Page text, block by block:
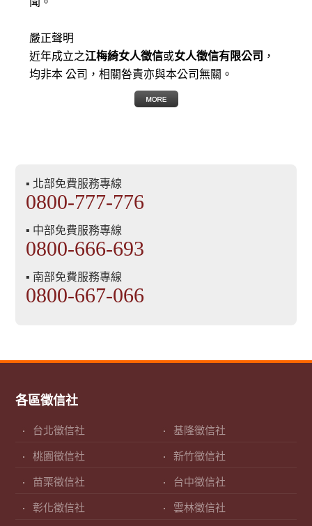
嚴正聲明
近年成立之江梅綺女人徵信或女人徵信有限公司 ，
均非本 公司，相關咎責亦與本公司無關。
▪ 北部免費服務專線
0800-777-776
▪ 中部免費服務專線
0800-666-693
▪ 南部免費服務專線
0800-667-066
各區徵信社
台北徵信社 基隆徵信社
桃園徵信社 新竹徵信社
苗栗徵信社 台中徵信社
彰化徵信社 雲林徵信社